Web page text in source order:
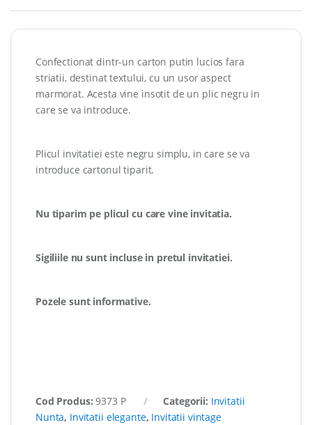
Confectionat dintr-un carton putin lucios fara
striatii, destinat textului, cu un usor aspect
marmorat. Acesta vine insotit de un plic negru in
care se va introduce.
Plicul invitatiei este negru simplu, in care se va
introduce cartonul tiparit.
Nu tiparim pe plicul cu care vine invitatia.
Sigiliile nu sunt incluse in pretul invitatiei.
Pozele sunt informative.
Cod Produs:9373 P Categorii: Invitatii
Nunta, Invitatii elegante, Invitatii vintage